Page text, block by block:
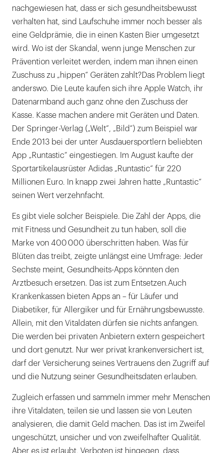
nachgewiesen hat, dass er sich gesundheitsbewusst
verhalten hat, sind Laufschuhe immer noch besser als
eine Geldprämie, die in einen Kasten Bier umgesetzt
wird. Wo ist der Skandal, wenn junge Menschen zur
Prävention verleitet werden, indem man ihnen einen
Zuschuss zu „hippen“ Geräten zahlt?Das Problem liegt
anderswo. Die Leute kaufen sich ihre Apple Watch, ihr
Datenarmband auch ganz ohne den Zuschuss der
Kasse. Kasse machen andere mit Geräten und Daten.
Der Springer-Verlag („Welt“, „Bild“) zum Beispiel war
Ende 2013 bei der unter Ausdauersportlern beliebten
App „Runtastic“ eingestiegen. Im August kaufte der
Sportartikelausrüster Adidas „Runtastic“ für 220
Millionen Euro. In knapp zwei Jahren hatte „Runtastic“
seinen Wert verzehnfacht.
Es gibt viele solcher Beispiele. Die Zahl der Apps, die
mit Fitness und Gesundheit zu tun haben, soll die
Marke von 400 000 überschritten haben. Was für
Blüten das treibt, zeigte unlängst eine Umfrage: Jeder
Sechste meint, Gesundheits-Apps könnten den
Arztbesuch ersetzen. Das ist zum Entsetzen.Auch
Krankenkassen bieten Apps an – für Läufer und
Diabetiker, für Allergiker und für Ernährungsbewusste.
Allein, mit den Vitaldaten dürfen sie nichts anfangen.
Die werden bei privaten Anbietern extern gespeichert
und dort genutzt. Nur wer privat krankenversichert ist,
darf der Versicherung seines Vertrauens den Zugriff auf
und die Nutzung seiner Gesundheitsdaten erlauben.
Zugleich erfassen und sammeln immer mehr Menschen
ihre Vitaldaten, teilen sie und lassen sie von Leuten
analysieren, die damit Geld machen. Das ist im Zweifel
ungeschützt, unsicher und von zweifelhafter Qualität.
Aber es ist erlaubt. Verboten ist hingegen, dass